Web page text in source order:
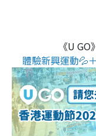
《U
體驗新興運動💦